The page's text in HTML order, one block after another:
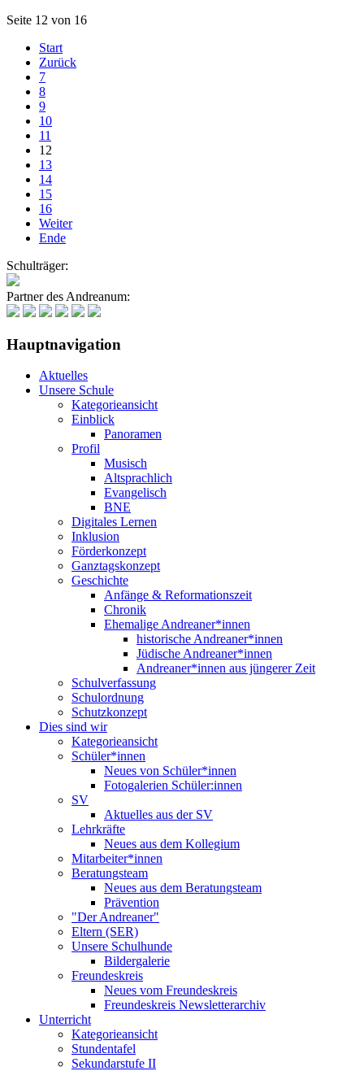
Seite 12 von 16
Start
Zurück
7
8
9
10
11
12
13
14
15
16
Weiter
Ende
Schulträger:
Partner des Andreanum:
Hauptnavigation
Aktuelles
Unsere Schule
Kategorieansicht
Einblick
Panoramen
Profil
Musisch
Altsprachlich
Evangelisch
BNE
Digitales Lernen
Inklusion
Förderkonzept
Ganztagskonzept
Geschichte
Anfänge & Reformationszeit
Chronik
Ehemalige Andreaner*innen
historische Andreaner*innen
Jüdische Andreaner*innen
Andreaner*innen aus jüngerer Zeit
Schulverfassung
Schulordnung
Schutzkonzept
Dies sind wir
Kategorieansicht
Schüler*innen
Neues von Schüler*innen
Fotogalerien Schüler:innen
SV
Aktuelles aus der SV
Lehrkräfte
Neues aus dem Kollegium
Mitarbeiter*innen
Beratungsteam
Neues aus dem Beratungsteam
Prävention
"Der Andreaner"
Eltern (SER)
Unsere Schulhunde
Bildergalerie
Freundeskreis
Neues vom Freundeskreis
Freundeskreis Newsletterarchiv
Unterricht
Kategorieansicht
Stundentafel
Sekundarstufe II